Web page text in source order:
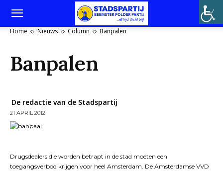
Home Nieuws Column Banpalen
Banpalen
De redactie van de Stadspartij
21 APRIL 2012
Drugsdealers die worden betrapt in de stad moeten een
toegangsverbod krijgen voor heel Amsterdam. De Amsterdamse VVD